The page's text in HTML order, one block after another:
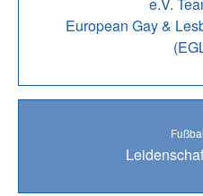
European Gay &